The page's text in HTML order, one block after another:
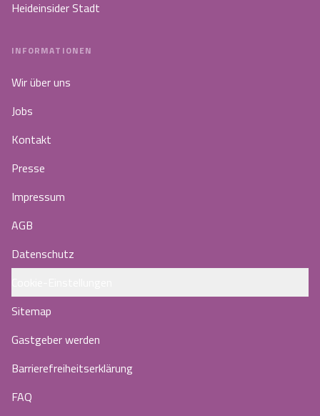
Heideinsider Stadt
INFORMATIONEN
Wir über uns
Jobs
Kontakt
Presse
Impressum
AGB
Datenschutz
Sitemap
Gastgeber werden
Barrierefreiheitserklärung
FAQ